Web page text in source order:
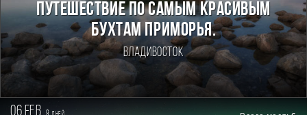
ПУТЕШЕСТВИЕ ПО САМЫМ КРАСИВЫМ
БУХТАМ ПРИМОРЬЯ.
Владивосток
06 feb.